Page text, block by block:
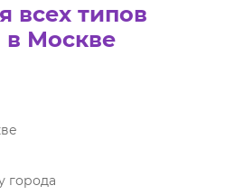
всех типов
Москве
города